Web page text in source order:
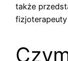
także